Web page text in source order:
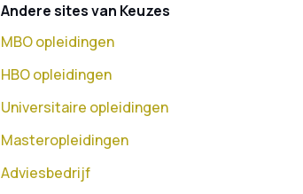
Andere sites van Keuzes
MBO opleidingen
HBO opleidingen
Universitaire opleidingen
Masteropleidingen
Adviesbedrijf